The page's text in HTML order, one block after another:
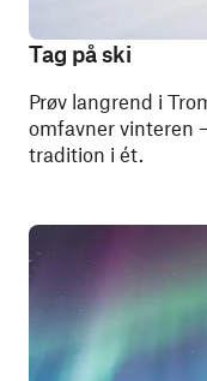
Tag på ski
Prøv langrend i
omfavner vinteren
tradition i ét.